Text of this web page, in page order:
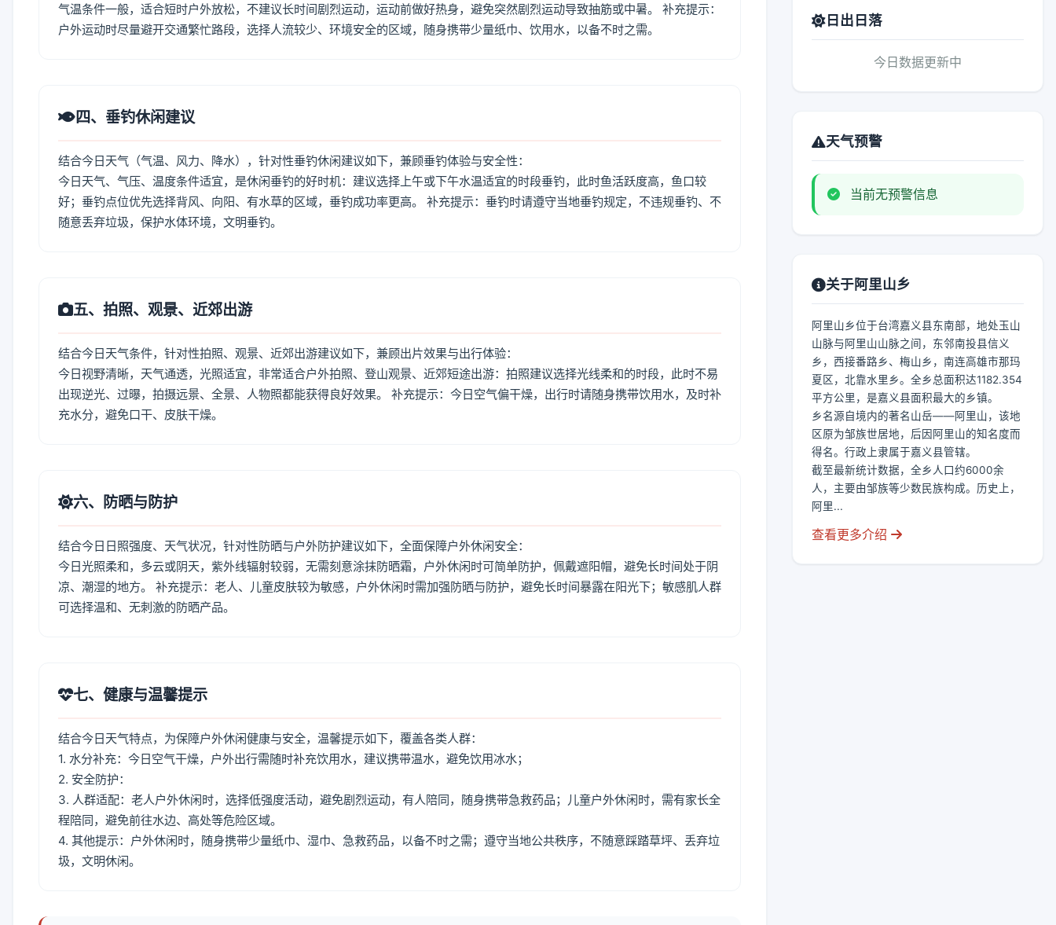
气温条件一般，适合短时户外放松，不建议长时间剧烈运动，运动前做好热身，避免突然剧烈运动导致抽筋或中暑。 补充提示：
户外运动时尽量避开交通繁忙路段，选择人流较少、环境安全的区域，随身携带少量纸巾、饮用水，以备不时之需。
四、垂钓休闲建议
结合今日天气（气温、风力、降水），针对性垂钓休闲建议如下，兼顾垂钓体验与安全性：
今日天气、气压、温度条件适宜，是休闲垂钓的好时机：建议选择上午或下午水温适宜的时段垂钓，此时鱼活跃度高，鱼口较
好；垂钓点位优先选择背风、向阳、有水草的区域，垂钓成功率更高。 补充提示：垂钓时请遵守当地垂钓规定，不违规垂钓、不
随意丢弃垃圾，保护水体环境，文明垂钓。
五、拍照、观景、近郊出游
结合今日天气条件，针对性拍照、观景、近郊出游建议如下，兼顾出片效果与出行体验：
今日视野清晰，天气通透，光照适宜，非常适合户外拍照、登山观景、近郊短途出游：拍照建议选择光线柔和的时段，此时不易
出现逆光、过曝，拍摄远景、全景、人物照都能获得良好效果。 补充提示：今日空气偏干燥，出行时请随身携带饮用水，及时补
充水分，避免口干、皮肤干燥。
六、防晒与防护
结合今日日照强度、天气状况，针对性防晒与户外防护建议如下，全面保障户外休闲安全：
今日光照柔和，多云或阴天，紫外线辐射较弱，无需刻意涂抹防晒霜，户外休闲时可简单防护，佩戴遮阳帽，避免长时间处于阴
凉、潮湿的地方。 补充提示：老人、儿童皮肤较为敏感，户外休闲时需加强防晒与防护，避免长时间暴露在阳光下；敏感肌人群
可选择温和、无刺激的防晒产品。
七、健康与温馨提示
结合今日天气特点，为保障户外休闲健康与安全，温馨提示如下，覆盖各类人群：
1. 水分补充：今日空气干燥，户外出行需随时补充饮用水，建议携带温水，避免饮用冰水；
2. 安全防护：
3. 人群适配：老人户外休闲时，选择低强度活动，避免剧烈运动，有人陪同，随身携带急救药品；儿童户外休闲时，需有家长全
程陪同，避免前往水边、高处等危险区域。
4. 其他提示：户外休闲时，随身携带少量纸巾、湿巾、急救药品，以备不时之需；遵守当地公共秩序，不随意踩踏草坪、丢弃垃
圾，文明休闲。
日出日落
今日数据更新中
天气预警
当前无预警信息
关于阿里山乡
阿里山乡位于台湾嘉义县东南部，地处玉山
山脉与阿里山山脉之间，东邻南投县信义
乡，西接番路乡、梅山乡，南连高雄市那玛
夏区，北靠水里乡。全乡总面积达1182.354
平方公里，是嘉义县面积最大的乡镇。
乡名源自境内的著名山岳——阿里山，该地
区原为邹族世居地，后因阿里山的知名度而
得名。行政上隶属于嘉义县管辖。
截至最新统计数据，全乡人口约6000余
人，主要由邹族等少数民族构成。历史上，
阿里...
查看更多介绍